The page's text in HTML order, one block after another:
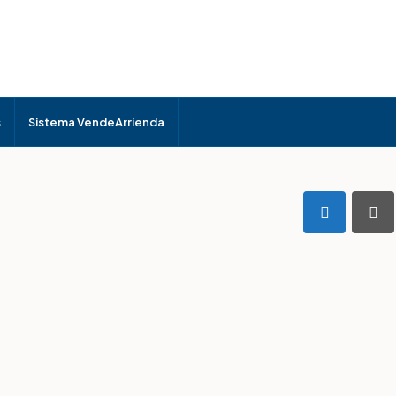
Sistema VendeArrienda